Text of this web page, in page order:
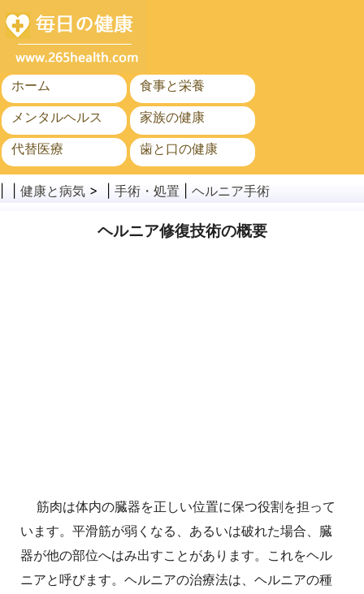
ホーム
食事と栄養
メンタルヘルス
家族の健康
代替医療
歯と口の健康
がん
公衆衛生
健康と病気 > | 手術・処置 ヘルニア手術
ヘルニア修復技術の概要
筋肉は体内の臓器を正しい位置に保つ役割を担って
います。平滑筋が弱くなる、あるいは破れた場合、臓
器が他の部位へはみ出すことがあります。これをヘル
ニアと呼びます。ヘルニアの治療法は、ヘルニアの種